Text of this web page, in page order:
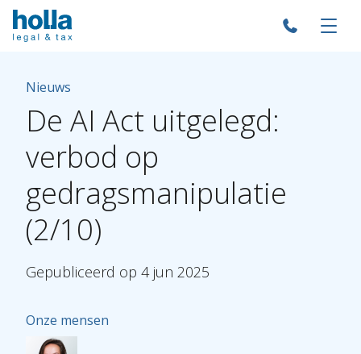
Nieuws
De AI Act uitgelegd:
verbod op
gedragsmanipulatie
(2/10)
Gepubliceerd op 4 jun 2025
Onze mensen